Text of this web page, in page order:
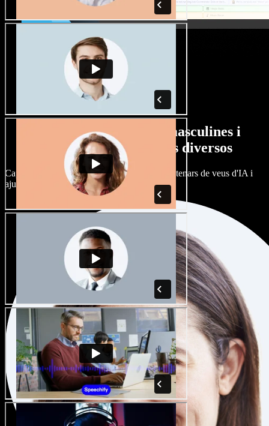
Gran varietat de veus masculines i
femenines amb accents diversos
Cap projecte ha de sonar igual. Tria entre centenars de veus d'IA i
ajusta'n l’accent.